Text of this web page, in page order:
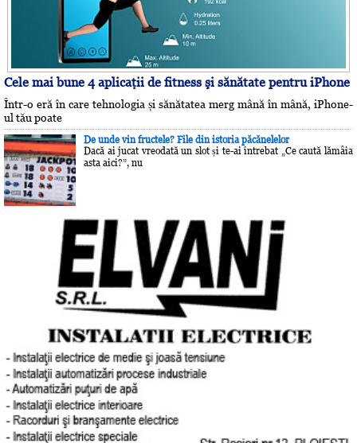
Cele mai bune 4 aplicaţii de fitness şi sănătate pentru iPhone
Într-o eră în care tehnologia și sănătatea merg mână în mână, iPhone-
ul tău poate
De unde vin fructele? File din istoria păcănelelor
Dacă ai jucat vreodată un slot și te-ai întrebat „Ce caută lămâia
asta aici?”, nu